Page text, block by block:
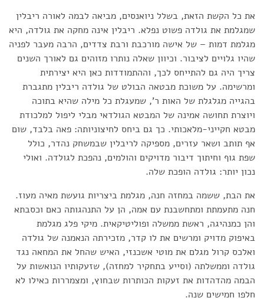
את כל הקשת הזאת, בשלל ניואנסים, מביאה לבמה לאורה ריבלין
שמגלמת את גולדה פשוט נפלא. ריבלין אינה מחקה את גולדה, היא
מגלמת דמות – של אישה מורכבת ורבת צדדים, הרבה מעבר לפניה
שהיו גלויים לציבור. וכיוון שאלה נותרו מזוהים גם לאורך השנים
צריך היה גם להתייחס לכך, וההתמודדות כאן היא יצירתית
ומרשימה. על משוכת מבטאה הבולט של גולדה ריבלין מתגברת
בהגייה מגלגלת של האות ר', שמעגלת כל מילה שהיא בתוכה
ויוצרת תחושה אמינה של המבטא הגולדאי מבלי ליפול למלכודת
מבטא חקייני-מלאכותי. כך גם ביחס לחיצוניותה: פאה בלבד, שום
אף תותב ושאר עזרים, מספיקה לריבלין שבמשחק נהדר, כולל
שפת גוף וחיתוך דיבור מדויקים והולמים, נהפכת לגולדה. ואולי
נכון יותר: גולדה הופכת שלה.
את הבת, ששמה במחזה חנה, מגלמת ביצריות גועשת מאיה מעוז.
חנה מתעמתת ומתחשבנת עם אמה, הן על התנהגותה כאם וכסבתא
והן כמנהיגה, ראשת ממשלה ופוליטיקאית. מיקי פלג מגלמת
באיפוק מדויק ומרשים את לו קדר, מזכירתה הנאמנה של גולדה
ואלכס קרול מגלם את מוטי אשכנזי, האיש שהחל את המחאה נגד
גולדה וממשלתה (וסייע בתחקיר למחזה), שזעקותיו הנואשות על
הבמה מהדהדות את זעקות הכותרות שבחוץ, ומצמררות כאילו לא
חלפו חמישים שנה.